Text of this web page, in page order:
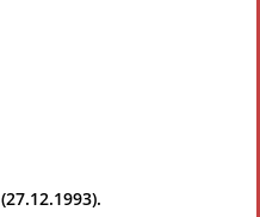
(27.12.1993).